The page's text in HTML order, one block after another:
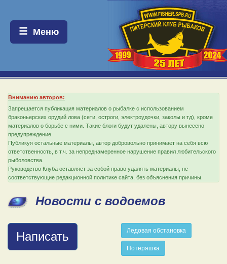
Меню:
Меню
Вниманию авторов:
Запрещается публикация материалов о рыбалке с использованием
браконьерских орудий лова (сети, остроги, электроудочки, заколы и тд), кроме
материалов о борьбе с ними. Такие блоги будут удалены, автору вынесено
предупреждение.
Публикуя остальные материалы, автор добровольно принимает на себя всю
ответственность, в т.ч. за непреднамеренное нарушение правил любительского
рыболовства.
Руководство Клуба оставляет за собой право удалять материалы, не
соответствующие редакционной политике сайта, без объяснения причины.
Новости с водоемов
Написать Ледовая обстановка
Потеряшка